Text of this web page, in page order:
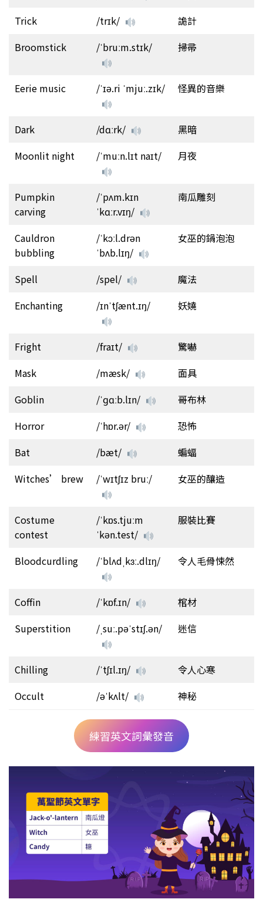
Trick
/trɪk/
詭計
Broomstick
/ˈbruːm.stɪk/ 掃帚
Eerie music /ˈɪə.ri ˈmjuː.zɪk/ 怪異的音樂
Dark /dɑːrk/
黑暗
Moonlit night
/ˈmuːn.lɪt naɪt/ 月夜
Pumpkin
carving
/ˈpʌm.kɪn
ˈkɑːr.vɪŋ/
南瓜雕刻
Cauldron
bubbling
/ˈkɔːl.drən
ˈbʌb.lɪŋ/
女巫的鍋泡泡
Spell /spel/
魔法
Enchanting
/ɪnˈtʃænt.ɪŋ/ 妖嬈
Fright /fraɪt/
驚嚇
Mask
/mæsk/
面具
Goblin
/ˈɡɑːb.lɪn/
哥布林
Horror
/ˈhɒr.ər/
恐怖
Bat
/bæt/
蝙蝠
Witches’ brew
/ˈwɪtʃɪz bruː/ 女巫的釀造
Costume
contest
/ˈkɒs.tjuːm
ˈkən.test/
服裝比賽
Bloodcurdling /ˈblʌdˌkɜː.dlɪŋ/ 令人毛骨悚然
Coffin /ˈkɒf.ɪn/
棺材
Superstition
/ˌsuː.pəˈstɪʃ.ən/ 迷信
Chilling /ˈtʃɪl.ɪŋ/
令人心寒
Occult
/əˈkʌlt/ 神秘
練習英文詞彙發音